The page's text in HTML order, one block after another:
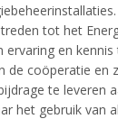
tot het
ervaring en kennis
de coöperatie en
te leveren
het gebruik van